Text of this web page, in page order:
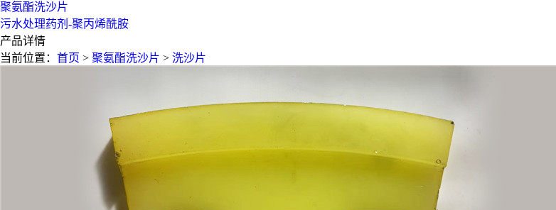
聚氨酯洗沙片
污水处理药剂-聚丙烯酰胺
产品详情
当前位置： 首页 > 聚氨酯洗沙片 > 洗沙片